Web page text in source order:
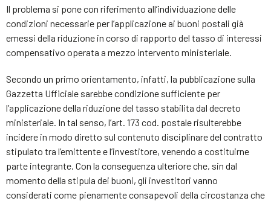
Il problema si pone con riferimento all’individuazione delle
condizioni necessarie per l’applicazione ai buoni postali già
emessi della riduzione in corso di rapporto del tasso di interessi
compensativo operata a mezzo intervento ministeriale.
Secondo un primo orientamento, infatti, la pubblicazione sulla
Gazzetta Ufficiale sarebbe condizione sufficiente per
l’applicazione della riduzione del tasso stabilita dal decreto
ministeriale. In tal senso, l’art. 173 cod. postale risulterebbe
incidere in modo diretto sul contenuto disciplinare del contratto
stipulato tra l’emittente e l’investitore, venendo a costituirne
parte integrante. Con la conseguenza ulteriore che, sin dal
momento della stipula dei buoni, gli investitori vanno
considerati come pienamente consapevoli della circostanza che